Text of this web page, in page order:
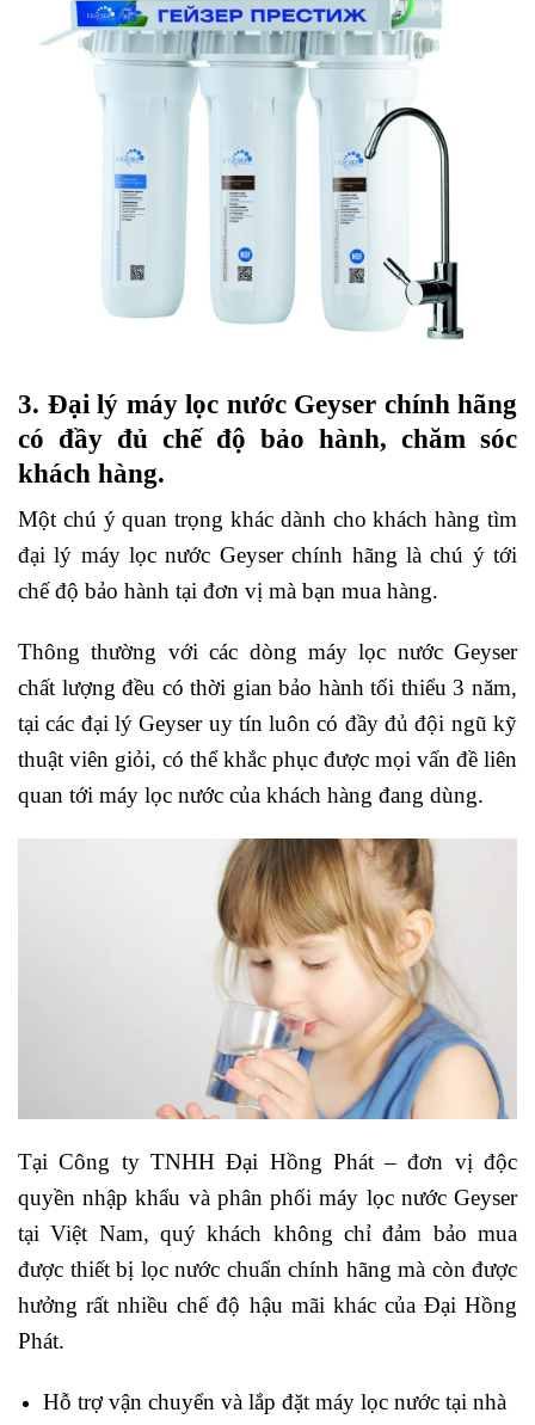
3. Đại lý máy lọc nước Geyser chính hãng
có đầy đủ chế độ bảo hành, chăm sóc
khách hàng.
Một chú ý quan trọng khác dành cho khách hàng tìm
đại lý máy lọc nước Geyser chính hãng là chú ý tới
chế độ bảo hành tại đơn vị mà bạn mua hàng.
Thông thường với các dòng máy lọc nước Geyser
chất lượng đều có thời gian bảo hành tối thiểu 3 năm,
tại các đại lý Geyser uy tín luôn có đầy đủ đội ngũ kỹ
thuật viên giỏi, có thể khắc phục được mọi vấn đề liên
quan tới máy lọc nước của khách hàng đang dùng.
Tại Công ty TNHH Đại Hồng Phát – đơn vị độc
quyền nhập khẩu và phân phối máy lọc nước Geyser
tại Việt Nam, quý khách không chỉ đảm bảo mua
được thiết bị lọc nước chuẩn chính hãng mà còn được
hưởng rất nhiều chế độ hậu mãi khác của Đại Hồng
Phát.
Hỗ trợ vận chuyển và lắp đặt máy lọc nước tại nhà